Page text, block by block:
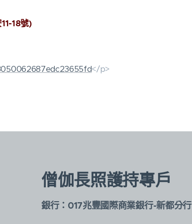
18號)
</p>
僧伽長照護持專戶
銀行：017兆豐國際商業銀行-新都分行